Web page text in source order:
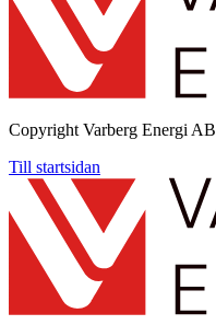
Copyright Varberg Energi AB
Till startsidan